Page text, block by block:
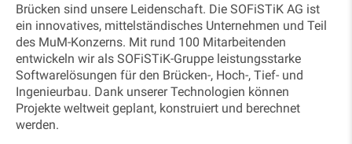
Brücken sind unsere Leidenschaft. Die SOFiSTiK AG ist
ein innovatives, mittelständisches Unternehmen und Teil
des MuM-Konzerns. Mit rund 100 Mitarbeitenden
entwickeln wir als SOFiSTiK-Gruppe leistungsstarke
Softwarelösungen für den Brücken-, Hoch-, Tief- und
Ingenieurbau. Dank unserer Technologien können
Projekte weltweit geplant, konstruiert und berechnet
werden.